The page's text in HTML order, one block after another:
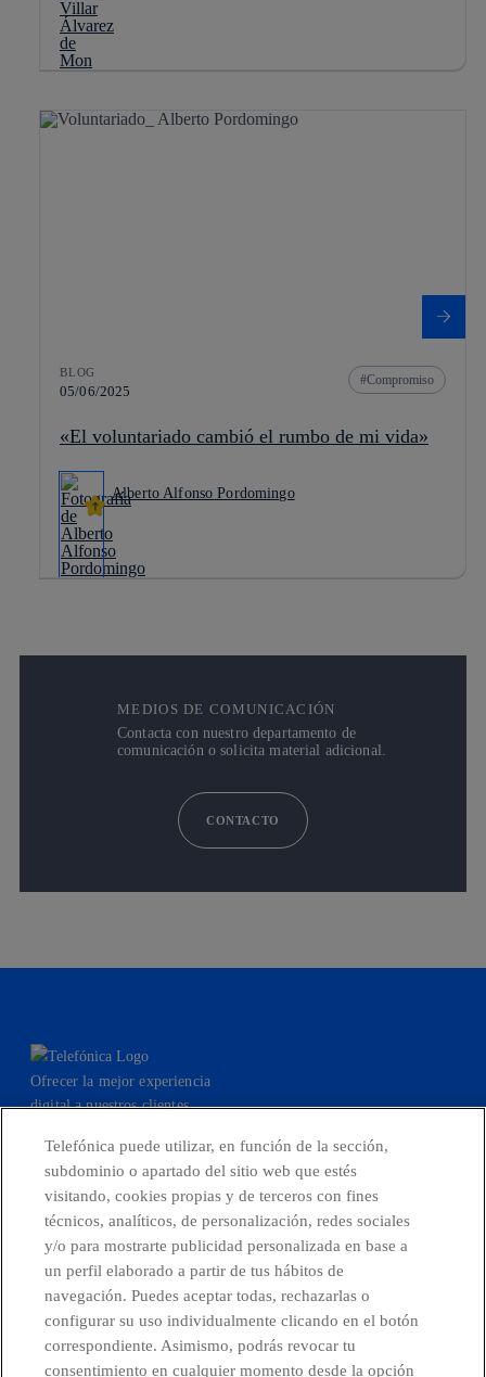
BLOG
05/06/2025
Compromiso
«El voluntariado cambió el rumbo de mi vida»
Alberto Alfonso Pordomingo
MEDIOS DE COMUNICACIÓN
Contacta con nuestro departamento de
comunicación o solicita material adicional.
CONTACTO
Ofrecer la mejor experiencia
digital a nuestros clientes.
facebook linkedin twitter instagram
CONTACTO
Telefónica puede utilizar, en función de la sección,
subdominio o apartado del sitio web que estés
visitando, cookies propias y de terceros con fines
técnicos, analíticos, de personalización, redes sociales
y/o para mostrarte publicidad personalizada en base a
un perfil elaborado a partir de tus hábitos de
navegación. Puedes aceptar todas, rechazarlas o
configurar su uso individualmente clicando en el botón
correspondiente. Asimismo, podrás revocar tu
consentimiento en cualquier momento desde la opción